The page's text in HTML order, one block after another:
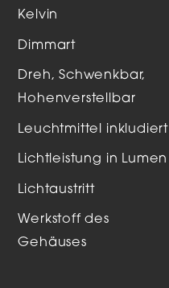
Kelvin
Dimmart
Dreh, Schwenkbar,
Hohenverstellbar
Leuchtmittel inkludiert
Lichtleistung in Lumen
Lichtaustritt
Werkstoff des
Gehäuses